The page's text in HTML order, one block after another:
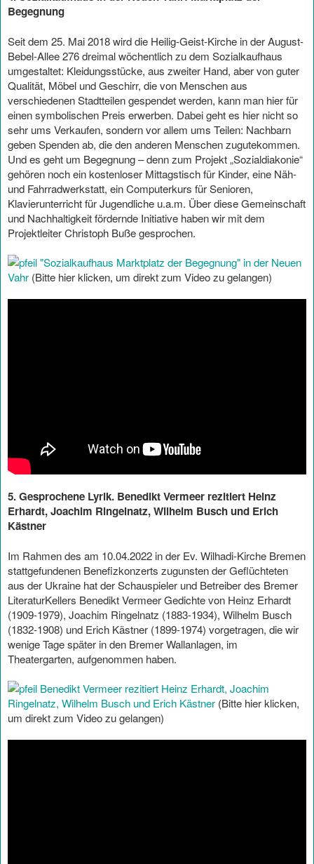
Begegnung
Seit dem 25. Mai 2018 wird die Heilig-Geist-Kirche in der August-
Bebel-Allee 276 dreimal wöchentlich zu dem Sozialkaufhaus
umgestaltet: Kleidungsstücke, aus zweiter Hand, aber von guter
Qualität, Möbel und Geschirr, die von Menschen aus
verschiedenen Stadtteilen gespendet werden, kann man hier für
einen symbolischen Preis erwerben. Dabei geht es hier nicht so
sehr ums Verkaufen, sondern vor allem ums Teilen: Nachbarn
geben Spenden ab, die den anderen Menschen zugutekommen.
Und es geht um Begegnung – denn zum Projekt „Sozialdiakonie“
gehören noch ein kostenloser Mittagstisch für Kinder, eine Näh-
und Fahrradwerkstatt, ein Computerkurs für Senioren,
Klavierunterricht für Jugendliche u.a.m. Über diese Gemeinschaft
und Nachhaltigkeit fördernde Initiative haben wir mit dem
Projektleiter Christoph Buße gesprochen.
"Sozialkaufhaus Marktplatz der Begegnung" in der Neuen
Vahr (Bitte hier klicken, um direkt zum Video zu gelangen)
5. Gesprochene Lyrik. Benedikt Vermeer rezitiert Heinz
Erhardt, Joachim Ringelnatz, Wilhelm Busch und Erich
Kästner
Im Rahmen des am 10.04.2022 in der Ev. Wilhadi-Kirche Bremen
stattgefundenen Benefizkonzerts zugunsten der Geflüchteten
aus der Ukraine hat der Schauspieler und Betreiber des Bremer
LiteraturKellers Benedikt Vermeer Gedichte von Heinz Erhardt
(1909-1979), Joachim Ringelnatz (1883-1934), Wilhelm Busch
(1832-1908) und Erich Kästner (1899-1974) vorgetragen, die wir
wenige Tage später in den Bremer Wallanlagen, im
Theatergarten, aufgenommen haben.
Benedikt Vermeer rezitiert Heinz Erhardt, Joachim
Ringelnatz, Wilhelm Busch und Erich Kästner (Bitte hier klicken,
um direkt zum Video zu gelangen)